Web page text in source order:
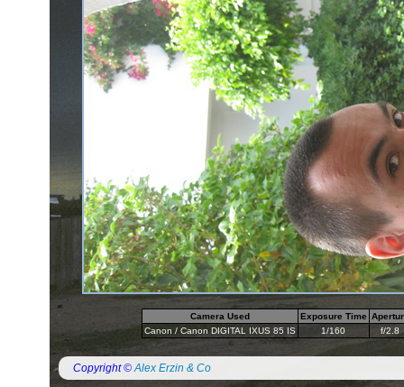
Camera Used Exposure Time
Canon / Canon DIGITAL IXUS 85 IS
1/160 f/2.8
Copyright ©Alex Erzin & Co